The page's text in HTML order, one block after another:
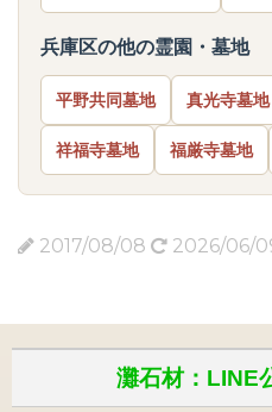
兵庫区の他の霊園・墓地
平野共同墓地 真光寺墓地
祥福寺墓地 福厳寺墓地
2017/08/08 2026/06/
灘石材：LINE